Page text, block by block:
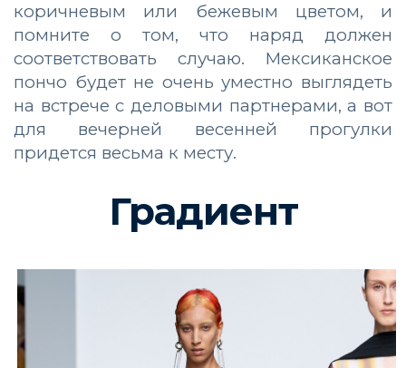
коричневым или бежевым цветом, и
помните о том, что наряд должен
соответствовать случаю. Мексиканское
пончо будет не очень уместно выглядеть
на встрече с деловыми партнерами, а вот
для вечерней весенней прогулки
придется весьма к месту.
Градиент